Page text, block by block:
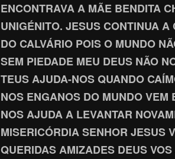
ENCONTRAVA A MÃE BENDITA
UNIGÉNITO. JESUS CONTINUA
DO CALVÁRIO POIS O MUNDO
SEM PIEDADE MEU DEUS NÃO
TEUS AJUDA-NOS QUANDO
NOS ENGANOS DO MUNDO VEM
NOS AJUDA A LEVANTAR
MISERICÓRDIA SENHOR JESUS
QUERIDAS AMIZADES DEUS